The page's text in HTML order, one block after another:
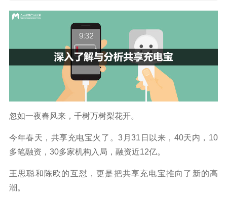
忽如一夜春风来，千树万树梨花开。
今年春天，共享充电宝火了。3月31日以来，40天内，10
多笔融资，30多家机构入局，融资近12亿。
王思聪和陈欧的互怼，更是把共享充电宝推向了新的高
潮。